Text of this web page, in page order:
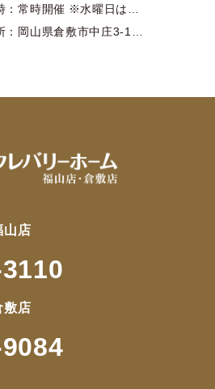
：常時開催 ※水曜日は…
：岡山県倉敷市中庄3-1…
店
店